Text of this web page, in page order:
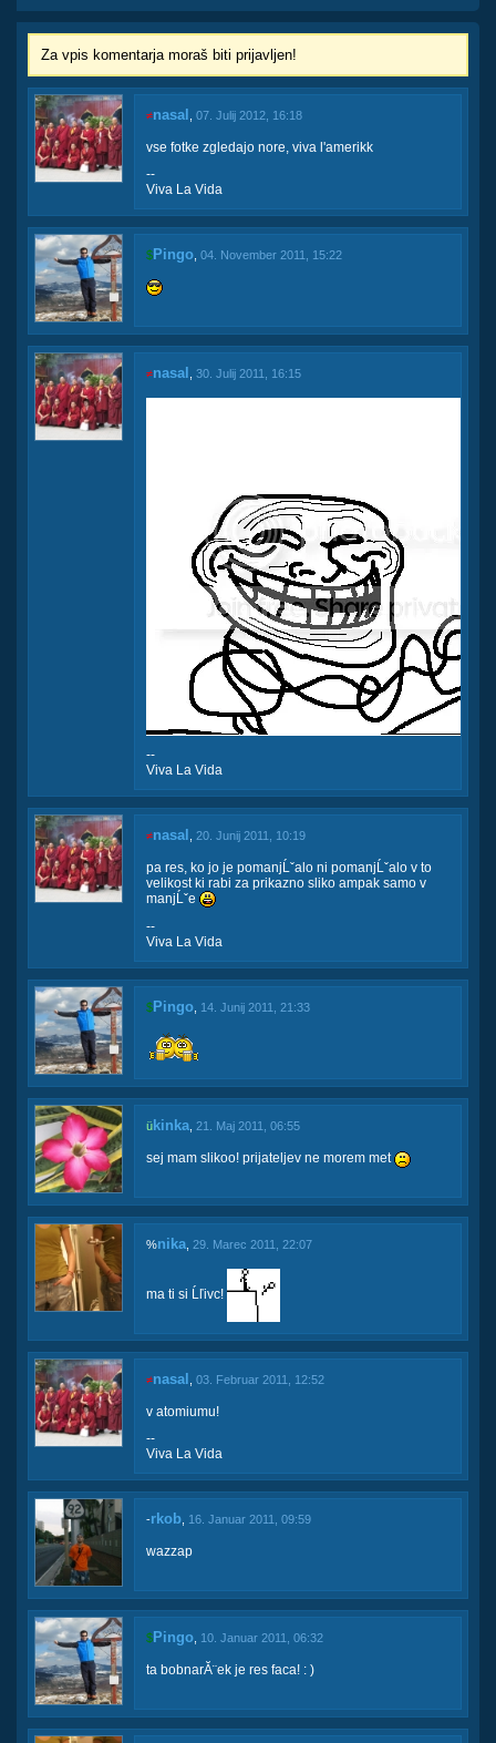
Za vpis komentarja moraš biti prijavljen!
≠nasal 07. Julij 2012, 16:18
vse fotke zgledajo nore, viva l'amerikk
--
Viva La Vida
$ Pingo 04. November 2011, 15:22
≠nasal 30. Julij 2011, 16:15
--
Viva La Vida
≠nasal 20. Junij 2011, 10:19
pa res, ko jo je pomanjĹˇalo ni pomanjĹˇalo v to
velikost ki rabi za prikazno sliko ampak samo v
manjĹˇe
--
Viva La Vida
$ Pingo 14. Junij 2011, 21:33
ükinka 21. Maj 2011, 06:55
sej mam slikoo! prijateljev ne morem met
%nika 29. Marec 2011, 22:07
ma ti si Ĺľivc!
≠nasal 03. Februar 2011, 12:52
v atomiumu!
--
Viva La Vida
-rkob 16. Januar 2011, 09:59
wazzap
$ Pingo 10. Januar 2011, 06:32
ta bobnarĂ¨ek je res faca! : )